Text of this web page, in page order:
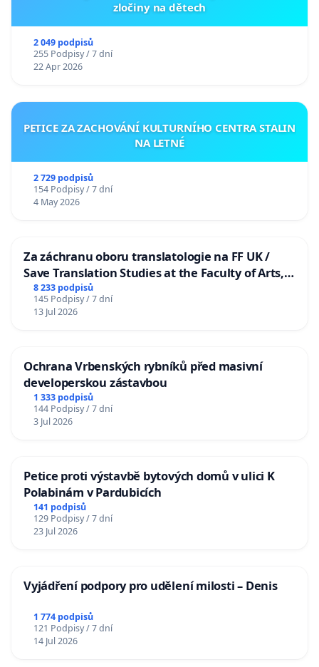
zločiny na dětech
2 049 podpisů
255 Podpisy / 7 dní
22 Apr 2026
PETICE ZA ZACHOVÁNÍ KULTURNÍHO CENTRA STALIN
NA LETNÉ
2 729 podpisů
154 Podpisy / 7 dní
4 May 2026
Za záchranu oboru translatologie na FF UK /
Save Translation Studies at the Faculty of Arts,
Charles University
8 233 podpisů
145 Podpisy / 7 dní
13 Jul 2026
Ochrana Vrbenských rybníků před masivní
developerskou zástavbou
1 333 podpisů
144 Podpisy / 7 dní
3 Jul 2026
Petice proti výstavbě bytových domů v ulici K
Polabinám v Pardubicích
141 podpisů
129 Podpisy / 7 dní
23 Jul 2026
Vyjádření podpory pro udělení milosti – Denis
1 774 podpisů
121 Podpisy / 7 dní
14 Jul 2026